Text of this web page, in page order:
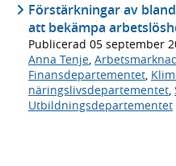
Förstärkningar av
att bekämpa
Publicerad 05 september
Anna Tenje,
Finansdepartementet,
näringslivsdepartementet,
Utbildningsdepartementet